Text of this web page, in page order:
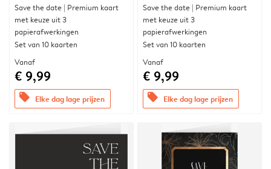
Save the date | Premium kaart
met keuze uit 3
papierafwerkingen
Set van 10 kaarten
Vanaf
€ 9,99
offers Elke dag lage prijzen
Save the date | Premium kaart
met keuze uit 3
papierafwerkingen
Set van 10 kaarten
Vanaf
€ 9,99
offers Elke dag lage prijzen